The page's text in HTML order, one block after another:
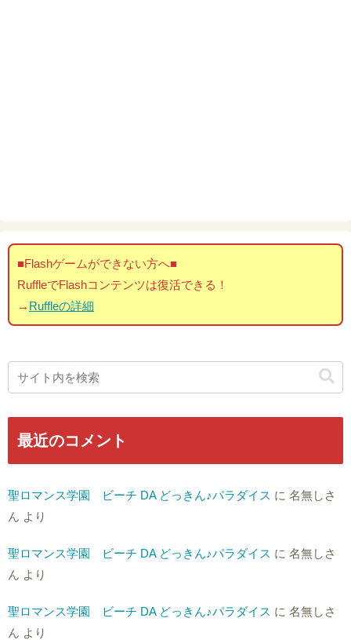
■Flashゲームができない方へ■
RuffleでFlashコンテンツは復活できる！
→ Ruffleの詳細
最近のコメント
聖ロマンス学園 ビーチ DA どっきん♪パラダイス に 名無しさ
ん より
聖ロマンス学園 ビーチ DA どっきん♪パラダイス に 名無しさ
ん より
聖ロマンス学園 ビーチ DA どっきん♪パラダイス に 名無しさ
ん より